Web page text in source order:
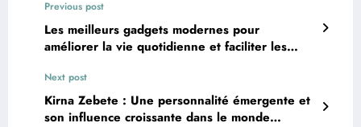
Previous post
Les meilleurs gadgets modernes pour
améliorer la vie quotidienne et faciliter les
Next post
Kirna Zebete : Une personnalité émergente et
son influence croissante dans le monde